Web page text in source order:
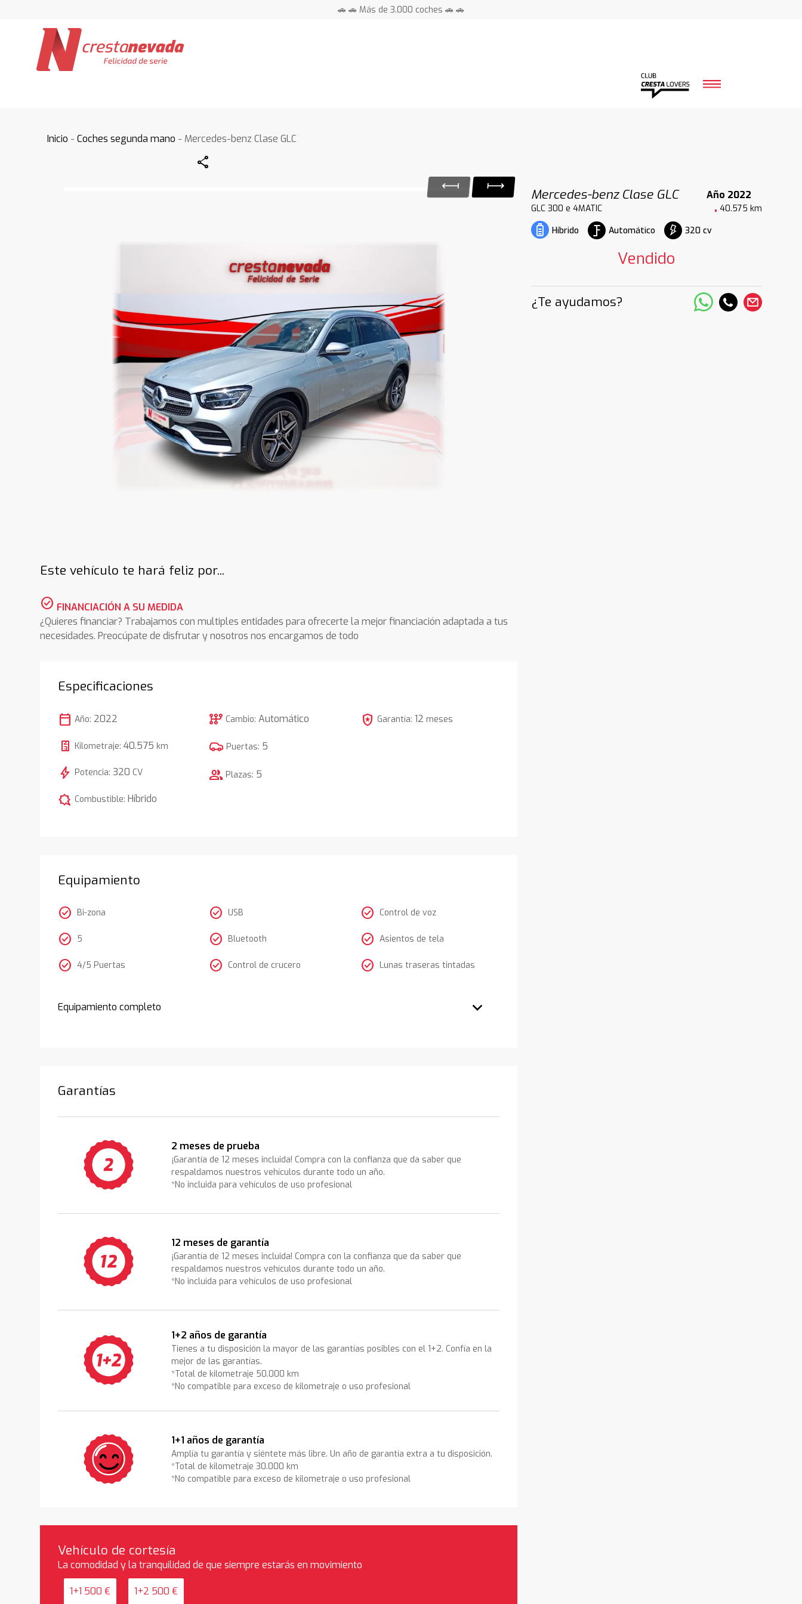
🚗 🚗 Más de 3.000 coches 🚗 🚗
Inicio -Coches segunda mano - Mercedes-benz Clase GLC
Share
Mercedes-benz Clase GLC
Año 2022
GLC 300 e 4MATIC
40.575 km
Híbrido
Automático 320 cv
Vendido
¿Te ayudamos?
Este vehículo te hará feliz por...
check_circle FINANCIACIÓN A SU MEDIDA
¿Quieres financiar? Trabajamos con multiples entidades para ofrecerte la mejor financiación adaptada a tus
necesidades. Preocúpate de disfrutar y nosotros nos encargamos de todo
Especificaciones
calendar_today Año: 2022
Kilometraje:40.575 km
bolt Potencia:320 CV
comic_bubble Combustible:Híbrido
auto_transmission Cambio:Automático
Puertas: 5
group Plazas: 5
local_police Garantía: 12 meses
Equipamiento
check_circle Bi-zona
check_circle 5
check_circle 4/5 Puertas
check_circle USB
check_circle Bluetooth
check_circle Control de crucero
check_circle Control de voz
check_circle Asientos de tela
check_circle Lunas traseras tintadas
Equipamiento completo
Garantías
2 meses de prueba
¡Garantía de 12 meses incluida! Compra con la confianza que da saber que
respaldamos nuestros vehículos durante todo un año.
*No incluida para vehículos de uso profesional
12 meses de garantía
¡Garantía de 12 meses incluida! Compra con la confianza que da saber que
respaldamos nuestros vehículos durante todo un año.
*No incluida para vehículos de uso profesional
1+2 años de garantía
Tienes a tu disposición la mayor de las garantías posibles con el 1+2. Confía en la
mejor de las garantías.
*Total de kilometraje 50.000 km
*No compatible para exceso de kilometraje o uso profesional
1+1 años de garantía
Amplía tu garantía y siéntete más libre. Un año de garantía extra a tu disposición.
*Total de kilometraje 30.000 km
*No compatible para exceso de kilometraje o uso profesional
Vehículo de cortesía
La comodidad y la tranquilidad de que siempre estarás en movimiento
1+1 500 € 1+2 500 €